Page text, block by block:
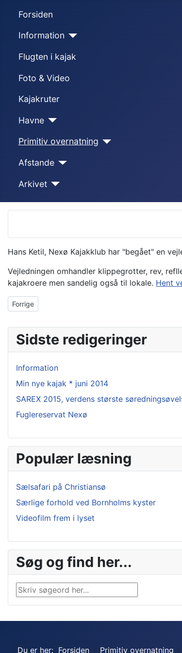
Forsiden
Information
Flugten i kajak
Foto & Video
Kajakruter
Havne
Primitiv overnatning
Afstande
Arkivet
Hans Ketil, Nexø Kajakklub har "begået" en
Vejledningen omhandler klippegrotter, rev,
kajakroere men sandelig også til lokale. Hent
Forrige artikel: Sælsafari på Christiansø
Forrige
Sidste redigeringer
Information
Min nye kajak * juni 2014
SAREX 2015, verdens største
Fuglereservat Nexø
Populær læsning
Sælsafari på Christiansø
Særlige forhold ved Bornholms kyster
Videofilm frem i lyset
Søg og find her...
Søg …
Du er her: Forsiden Primitiv overnatning